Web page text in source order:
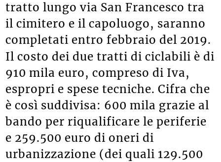
tratto lungo via San Francesco tra
il cimitero e il capoluogo, saranno
completati entro febbraio del 2019.
Il costo dei due tratti di ciclabili è di
910 mila euro, compreso di Iva,
espropri e spese tecniche. Cifra che
è così suddivisa: 600 mila grazie al
bando per riqualificare le periferie
e 259.500 euro di oneri di
urbanizzazione (dei quali 129.500